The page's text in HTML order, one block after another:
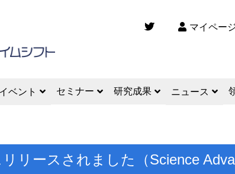
マイペー
イベント セミナー 研究成果 ニュース
リースされました（Science